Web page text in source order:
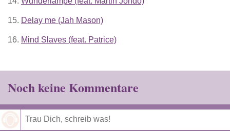
15. Delay me (Jah Mason)
16. Mind Slaves (feat. Patrice)
Noch keine Kommentare